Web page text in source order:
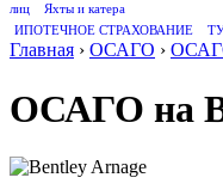
лиц
Яхты и катера
ИПОТЕЧНОЕ СТРАХОВАНИЕ
Главная › ОСАГО ›
ОСАГО на